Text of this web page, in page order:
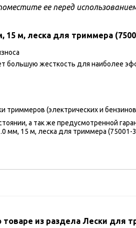
ее перед
15 м, леска для триммера
большую жесткость для наиболее
триммеров (электрических и
а так же предусмотренной
мм, 15 м, леска для триммера (75001-
из раздела Лески для